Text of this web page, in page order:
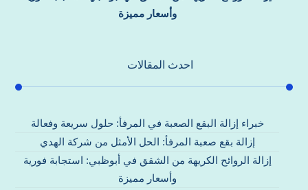
وأسعار مميزة
احدث المقالات
خبراء إزالة البقع الصعبة في المرفأ: حلول سريعة وفعالة
إزالة بقع صعبة المرفأ: الحل الأمثل من شركة الهدي
إزالة الروائح الكريهة من الشقق في أبوظبي: استجابة فورية
وأسعار مميزة